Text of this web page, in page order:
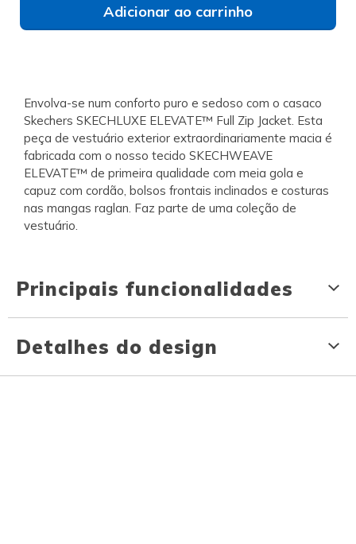
Adicionar ao carrinho
Envolva-se num conforto puro e sedoso com o casaco
Skechers SKECHLUXE ELEVATE™ Full Zip Jacket. Esta
peça de vestuário exterior extraordinariamente macia é
fabricada com o nosso tecido SKECHWEAVE
ELEVATE™ de primeira qualidade com meia gola e
capuz com cordão, bolsos frontais inclinados e costuras
nas mangas raglan. Faz parte de uma coleção de
vestuário.
Principais funcionalidades
Detalhes do design